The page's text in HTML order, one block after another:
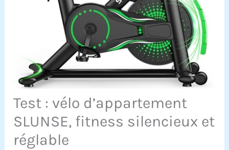
Test : vélo d’appartement
SLUNSE, fitness silencieux et
réglable